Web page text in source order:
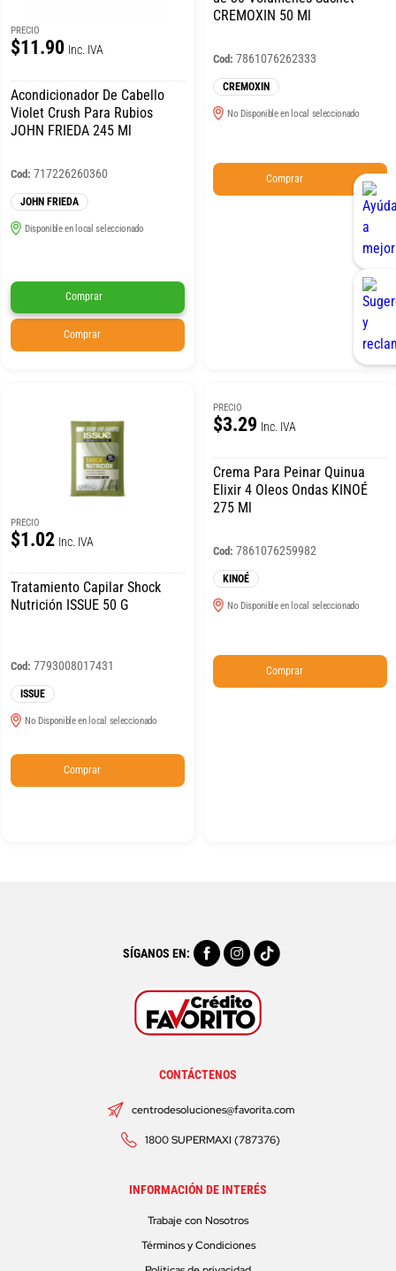
PRECIO
$11.90 Inc. IVA
Acondicionador De Cabello
Violet Crush Para Rubios
JOHN FRIEDA 245 Ml
Cod: 717226260360
JOHN FRIEDA
Disponible en local seleccionado
Comprar
Comprar
CREMOXIN 50 Ml
Cod: 7861076262333
CREMOXIN
No Disponible en local seleccionado
Comprar
PRECIO
$1.02 Inc. IVA
Tratamiento Capilar Shock
Nutrición ISSUE 50 G
Cod: 7793008017431
ISSUE
No Disponible en local seleccionado
Comprar
PRECIO
$3.29 Inc. IVA
Crema Para Peinar Quinua
Elixir 4 Oleos Ondas KINOÉ
275 Ml
Cod: 7861076259982
KINOÉ
No Disponible en local seleccionado
Comprar
SÍGANOS EN:
CONTÁCTENOS
centrodesoluciones@favorita.com
1800 SUPERMAXI (787376)
INFORMACIÓN DE INTERÉS
Trabaje con Nosotros
Términos y Condiciones